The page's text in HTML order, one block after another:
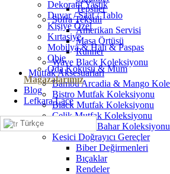
Dekoratif Yastık
Duvar / Saat / Tablo
Kişiye Özel
Kırtasiye
Mobilya & Halı & Paspas
Obje
Oda Kokusu & Mum
Mağazalarımız
Blog
Lefkara Lace
Türkçe
Tepsiler
Sofra Tekstili
Amerikan Servisi
Masa Örtüsü
Runner
Wave Black Koleksiyonu
Mutfak Aksesuarları
Bambu Arcadia & Mango
Bistro Mutfak Koleksiyonu
Black Mutfak Koleksiyonu
Çelik Mutfak Koleksiyonu
Green/Leaf Bahar Koleksiyonu
Kesici Doğrayıcı Gereçler
Biber Değirmenleri
Bıçaklar
Rendeler